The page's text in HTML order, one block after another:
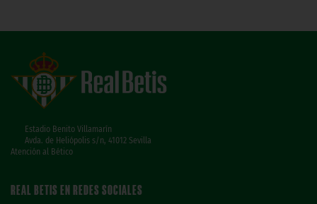
Estadio Benito Villamarín
Avda. de Heliópolis s/n, 41012 Sevilla
Atención al Bético
REAL BETIS EN REDES SOCIALES